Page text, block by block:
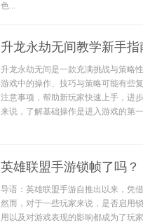
色...
升龙永劫无间教学新手指
升龙永劫无间是一款充满挑战与策略
游戏中的操作、技巧与策略可能有些
注意事项，帮助新玩家快速上手，进
来说，了解基础操作是进入游戏的第
英雄联盟手游锁帧了吗？
导语：英雄联盟手游自推出以来，凭
然而，对于一些玩家来说，是否启用
用以及对游戏表现的影响都成为了玩